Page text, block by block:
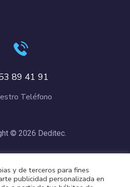
89 41 91
Teléfono
© 2026 Deditec.
Cookies
y de terceros para fines
publicidad personalizada en